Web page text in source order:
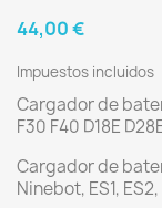
44,00 €
Impuestos incluidos
Cargador de
F30 F40 D18E
Cargador de
Ninebot, ES1,